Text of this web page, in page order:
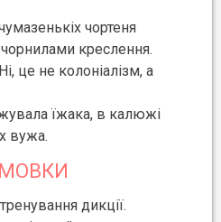
чортеня
креслення.
це не колоніалізм, а
їжака, в калюжі
вужа.
дикції.